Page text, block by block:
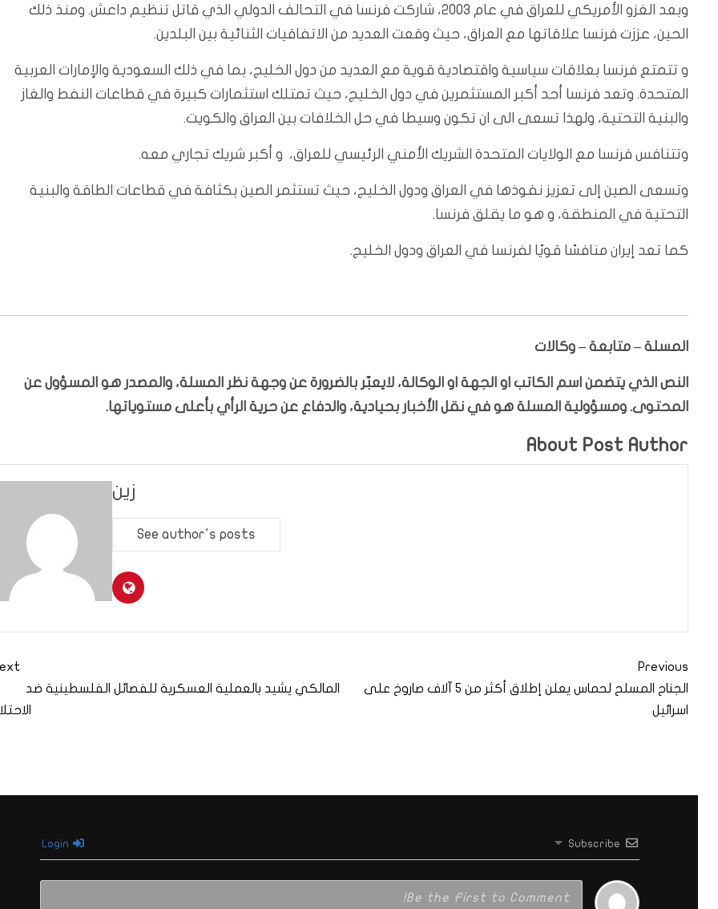
وبعد الغزو الأمريكي للعراق في عام 2003، شاركت فرنسا في التحالف الدولي الذي قاتل تنظيم داعش. ومنذ ذلك
الحين، عززت فرنسا علاقاتها مع العراق، حيث وقعت العديد من الاتفاقيات الثنائية بين البلدين.
و تتمتع فرنسا بعلاقات سياسية واقتصادية قوية مع العديد من دول الخليج، بما في ذلك السعودية والإمارات العربية
المتحدة. وتعد فرنسا أحد أكبر المستثمرين في دول الخليج، حيث تمتلك استثمارات كبيرة في قطاعات النفط والغاز
والبنية التحتية، ولهذا تسعى الى ان تكون وسيطا في حل الخلافات بين العراق والكويت.
وتتنافس فرنسا مع الولايات المتحدة الشريك الأمني الرئيسي للعراق، و أكبر شريك تجاري معه.
وتسعى الصين إلى تعزيز نفوذها في العراق ودول الخليج، حيث تستثمر الصين بكثافة في قطاعات الطاقة والبنية
التحتية في المنطقة، و هو ما يقلق فرنسا.
كما تعد إيران منافسًا قويًا لفرنسا في العراق ودول الخليج.
المسلة – متابعة – وكالات
النص الذي يتضمن اسم الكاتب او الجهة او الوكالة، لايعبّر بالضرورة عن وجهة نظر المسلة، والمصدر هو المسؤول عن
المحتوى. ومسؤولية المسلة هو في نقل الأخبار بحيادية، والدفاع عن حرية الرأي بأعلى مستوياتها.
About Post Author
زين
See author's posts
Previous
الجناح المسلح لحماس يعلن إطلاق أكثر من 5 آلاف صاروخ على
اسرائيل
المالكي يشيد بالعملية العسكرية للفصائل الفلسطينية ضد
Subscribe